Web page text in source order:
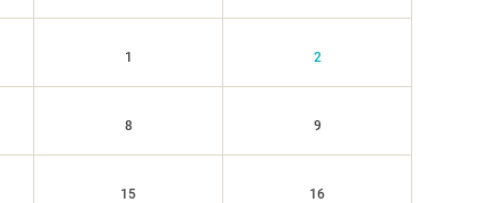
1 2
8 9
15 16